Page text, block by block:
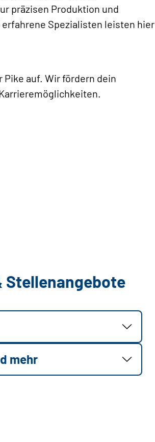
präzisen Produktion und
Spezialisten leisten hier
auf. Wir fördern dein
Stellenangebote
mehr